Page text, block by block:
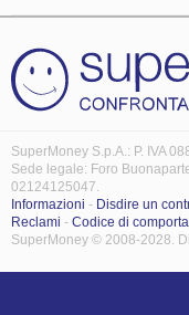
SuperMoney S.p.A.: P. IVA
Sede legale: Foro
02124125047.
Informazioni - Disdire un
Reclami - Codice di
SuperMoney © 2008-2028.